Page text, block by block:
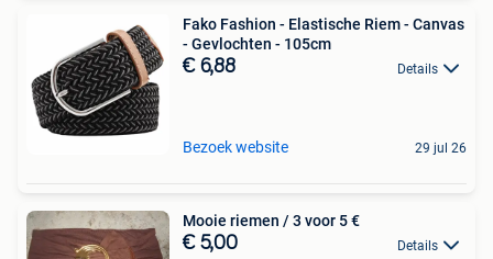
Fako Fashion - Elastische Riem - Canvas
- Gevlochten - 105cm
€ 6,88 Details
Bezoek website 29 jul 26
Mooie riemen / 3 voor 5 €
€ 5,00 Details